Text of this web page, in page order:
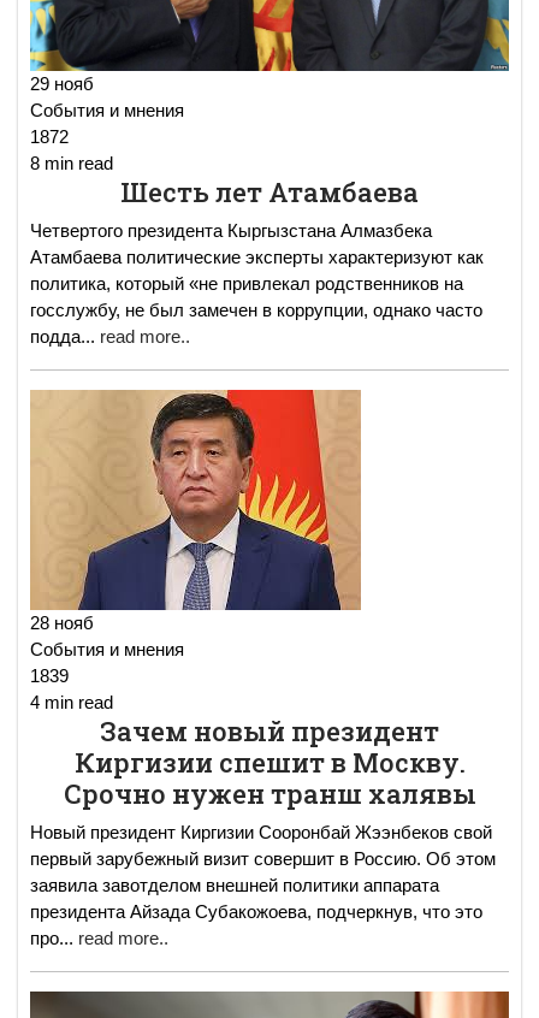
29 нояб
События и мнения
1872
8 min read
Шесть лет Атамбаева
Четвертого президента Кыргызстана Алмазбека
Атамбаева политические эксперты характеризуют как
политика, который «не привлекал родственников на
госслужбу, не был замечен в коррупции, однако часто
подда... read more..
28 нояб
События и мнения
1839
4 min read
Зачем новый президент
Киргизии спешит в Москву.
Срочно нужен транш халявы
Новый президент Киргизии Сооронбай Жээнбеков свой
первый зарубежный визит совершит в Россию. Об этом
заявила завотделом внешней политики аппарата
президента Айзада Субакожоева, подчеркнув, что это
про... read more..